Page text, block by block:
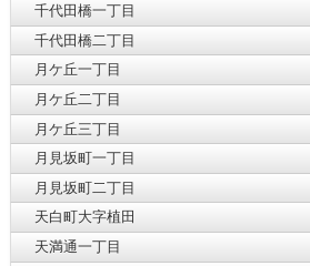
千代田橋一丁目
千代田橋二丁目
月ケ丘一丁目
月ケ丘二丁目
月ケ丘三丁目
月見坂町一丁目
月見坂町二丁目
天白町大字植田
天満通一丁目